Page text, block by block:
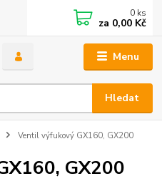
Menu
Hledat
0 ks
za 0,00 Kč
Ventil výfukový GX160, GX200
GX200